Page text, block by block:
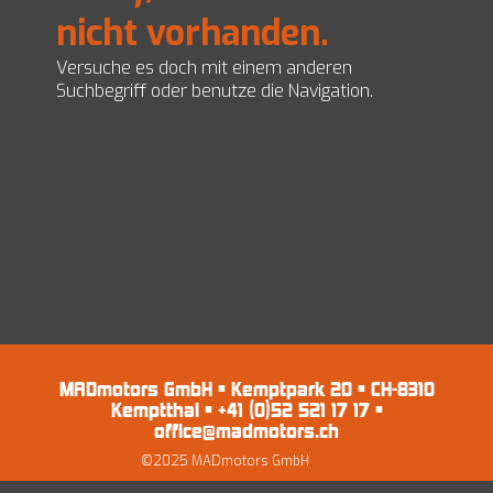
Impressum und Datenschutz
EZ Servolenkungen
Preise
Shop
nicht vorhanden.
Versuche es doch mit einem anderen
Suchbegriff oder benutze die Navigation.
MADmotors GmbH • Kemptpark 20 • CH-8310
Kemptthal • +41 (0)52 521 17 17 •
office@madmotors.ch
©2025 MADmotors GmbH